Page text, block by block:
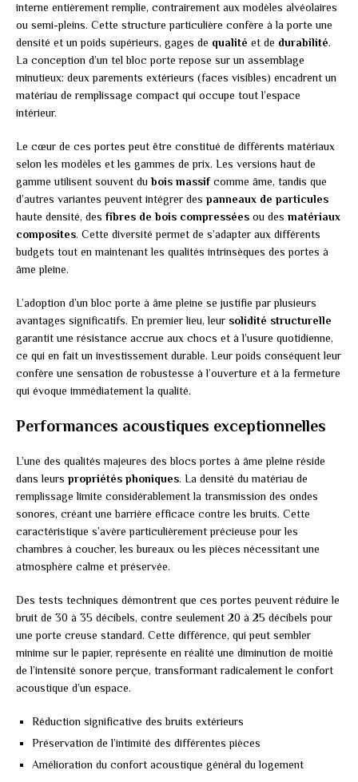
interne entièrement remplie, contrairement aux modèles alvéolaires
ou semi-pleins. Cette structure particulière confère à la porte une
densité et un poids supérieurs, gages de qualité et de durabilité.
La conception d’un tel bloc porte repose sur un assemblage
minutieux: deux parements extérieurs (faces visibles) encadrent un
matériau de remplissage compact qui occupe tout l’espace
intérieur.
Le cœur de ces portes peut être constitué de différents matériaux
selon les modèles et les gammes de prix. Les versions haut de
gamme utilisent souvent dubois massifcomme âme, tandis que
d’autres variantes peuvent intégrer des panneaux de particules
haute densité, des fibres de bois compressées ou des matériaux
composites. Cette diversité permet de s’adapter aux différents
budgets tout en maintenant les qualités intrinsèques des portes à
âme pleine.
L’adoption d’un bloc porte à âme pleine se justifie par plusieurs
avantages significatifs. En premier lieu, leur solidité structurelle
garantit une résistance accrue aux chocs et à l’usure quotidienne,
ce qui en fait un investissement durable. Leur poids conséquent leur
confère une sensation de robustesse à l’ouverture et à la fermeture
qui évoque immédiatement la qualité.
Performances acoustiques exceptionnelles
L’une des qualités majeures des blocs portes à âme pleine réside
dans leurs propriétés phoniques. La densité du matériau de
remplissage limite considérablement la transmission des ondes
sonores, créant une barrière efficace contre les bruits. Cette
caractéristique s’avère particulièrement précieuse pour les
chambres à coucher, les bureaux ou les pièces nécessitant une
atmosphère calme et préservée.
Des tests techniques démontrent que ces portes peuvent réduire le
bruit de 30 à 35 décibels, contre seulement 20 à 25 décibels pour
une porte creuse standard. Cette différence, qui peut sembler
minime sur le papier, représente en réalité une diminution de moitié
de l’intensité sonore perçue, transformant radicalement le confort
acoustique d’un espace.
Réduction significative des bruits extérieurs
Préservation de l’intimité des différentes pièces
Amélioration du confort acoustique général du logement